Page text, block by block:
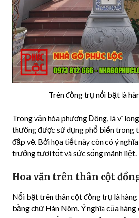
Trên đồng trụ nổi bật là
Trong văn hóa phương Đông, lá vĩ
thường được sử dụng phổ biến trong
đắp vẽ. Bởi họa tiết này còn có ý
trưởng tươi tốt và sức sống mãnh liệt.
Hoa văn trên thân cột
Nổi bật trên thân cột đồng trụ là
bằng chữ Hán Nôm. Ý nghĩa của hàng